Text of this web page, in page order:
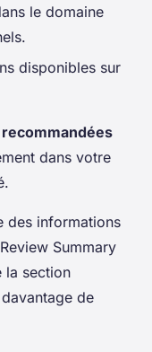
le domaine
disponibles sur
dans votre
des informations
Summary
la section
de